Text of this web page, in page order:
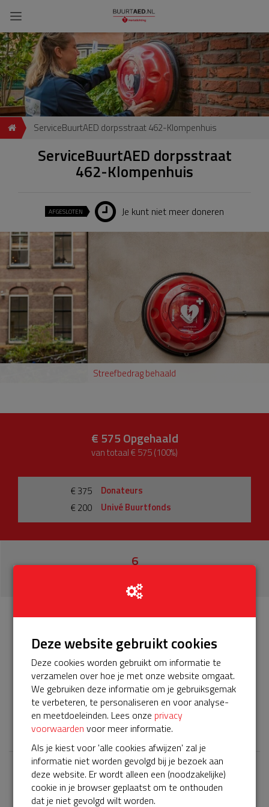
ServiceBuurtAED dorpsstraat 462-Klompenhuis
ServiceBuurtAED dorpsstraat
462-Klompenhuis
AFGESLOTEN Je kunt niet meer doneren
Streefbedrag behaald
€ 575Opgehaald
van totaal € 575 (100%)
€ 375
Donateurs
€ 200
Univé Buurtfonds
6
Het servicepakket van onze BuurtAED verloopt bijna en
moet worden verlengd, zodat onze AED gebruiksklaar
blijft. Help je mee? Doneer voor ons servicepakket!
𝕏
Laatste donaties
Bekijk alle
Deze website gebruikt cookies
Deze cookies worden gebruikt om informatie te
verzamelen over hoe je met onze website omgaat.
We gebruiken deze informatie om je gebruiksgemak
te verbeteren, te personaliseren en voor analyse-
en meetdoeleinden. Lees onze privacy
voorwaarden voor meer informatie.
Als je kiest voor 'alle cookies afwijzen' zal je
informatie niet worden gevolgd bij je bezoek aan
deze website. Er wordt alleen een (noodzakelijke)
cookie in je browser geplaatst om te onthouden
dat je niet gevolgd wilt worden.